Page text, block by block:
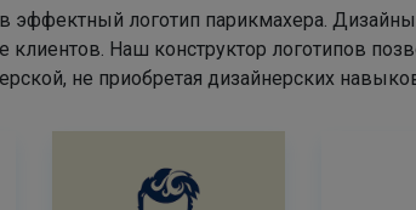
эффектный логотип парикмахера.
Наш конструктор логотипов
не приобретая дизайнерских